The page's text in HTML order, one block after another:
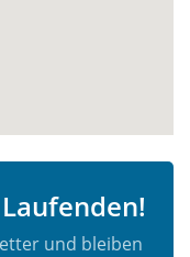
und bleiben